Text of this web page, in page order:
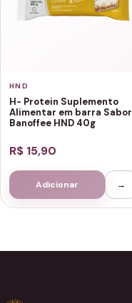
HND
H- Protein Suplemento
Alimentar em barra Sabor
Banoffee HND 40g
R$ 15,90
Adicionar →